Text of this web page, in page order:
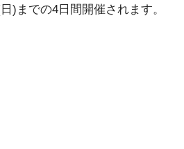
)までの4日間開催されます。